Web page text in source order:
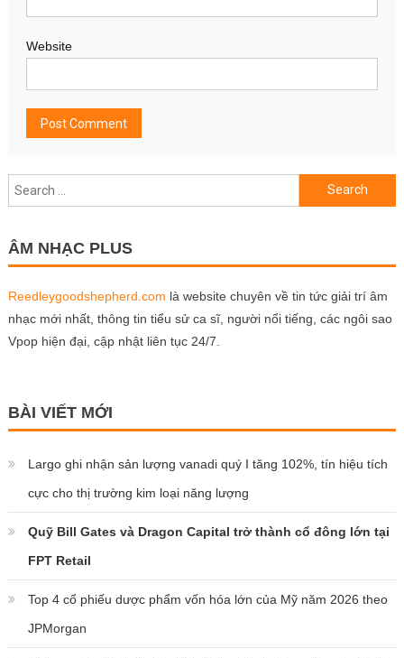
Website
Search
for:
ÂM NHẠC PLUS
Reedleygoodshepherd.com là website chuyên về tin tức giải trí âm
nhạc mới nhất, thông tin tiểu sử ca sĩ, người nổi tiếng, các ngôi sao
Vpop hiện đại, cập nhật liên tục 24/7.
BÀI VIẾT MỚI
Largo ghi nhận sản lượng vanadi quý I tăng 102%, tín hiệu tích
cực cho thị trường kim loại năng lượng
Quỹ Bill Gates và Dragon Capital trở thành cổ đông lớn tại
FPT Retail
Top 4 cổ phiếu dược phẩm vốn hóa lớn của Mỹ năm 2026 theo
JPMorgan